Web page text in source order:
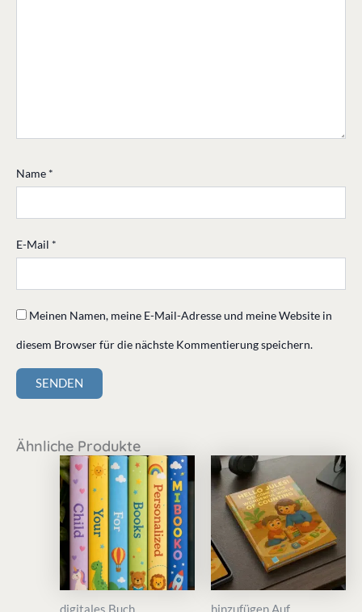
Name *
E-Mail *
Meinen Namen, meine E-Mail-Adresse und meine Website in
diesem Browser für die nächste Kommentierung speichern.
Ähnliche Produkte
digitales Buch hinzufügen Auf